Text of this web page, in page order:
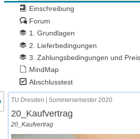
Einschreibung
Forum
1. Grundlagen
2. Lieferbedingungen
3. Zahlungsbedingungen und
MindMap
Abschlusstest
des Kursmenüs
TU Dresden | Sommersemester 2020
20_Kaufvertrag
20_Kaufvertrag